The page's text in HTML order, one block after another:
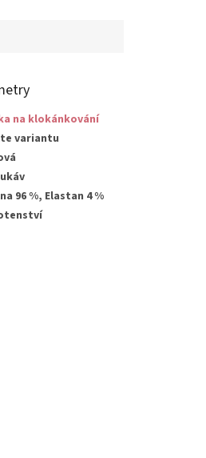
na klokánkování
variantu
96 %, Elastan 4 %